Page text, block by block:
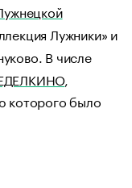
Лужники» и
В числе
,
которого было